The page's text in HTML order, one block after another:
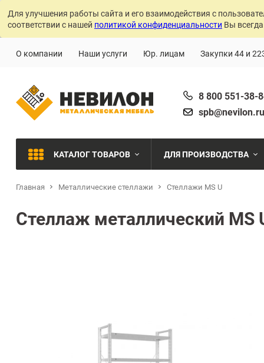
Для улучшения работы сайта и его взаимодействия с
соответствии с нашей политикой конфиденциальности Вы
О компании Наши услуги Юр. лицам Закупки 44 и
8 800 551-38-
spb@nevilon.ru
КАТАЛОГ ТОВАРОВ
Швейное производство
Металлообработка
ДЛЯ ПРОИЗВОДСТВА
Главная Металлические стеллажи Стеллажи MS U
Стеллаж металлический MS